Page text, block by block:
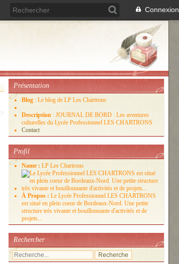
Connexion
Présentation
Blog : Le blog de LP Les Chartrons
Description : JOURNAL DE BORD : Les aventures
culturelles du Lycée Professionnel LES CHARTRONS
Contact
Profil
Name : LP Les Chartrons
À Propos : Le Lycée Professionnel LES CHARTRONS
est situé en plein coeur de Bordeaux-Nord. Une petite
structure très vivante et bouillonnante d'activités et de
projets...
Rechercher